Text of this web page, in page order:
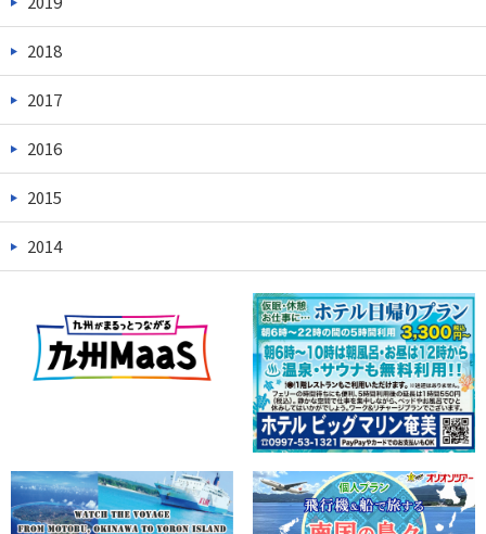
2018
2017
2016
2015
2014